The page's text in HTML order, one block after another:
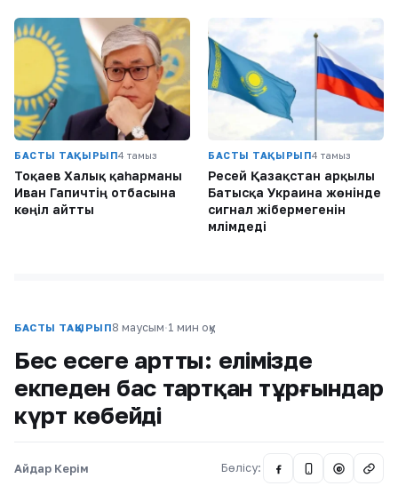
БАСТЫ ТАҚЫРЫП4 тамыз
Тоқаев Халық қаһарманы
Иван Гапичтің отбасына
көңіл айтты
БАСТЫ ТАҚЫРЫП4 тамыз
Ресей Қазақстан арқылы
Батысқа Украина жөнінде
сигнал жібермегенін
мәлімдеді
БАСТЫ ТАҚЫРЫП8 маусым·1 мин оқу
Бес есеге артты: елімізде
екпеден бас тартқан тұрғындар
күрт көбейді
Айдар Керім Бөлісу: @